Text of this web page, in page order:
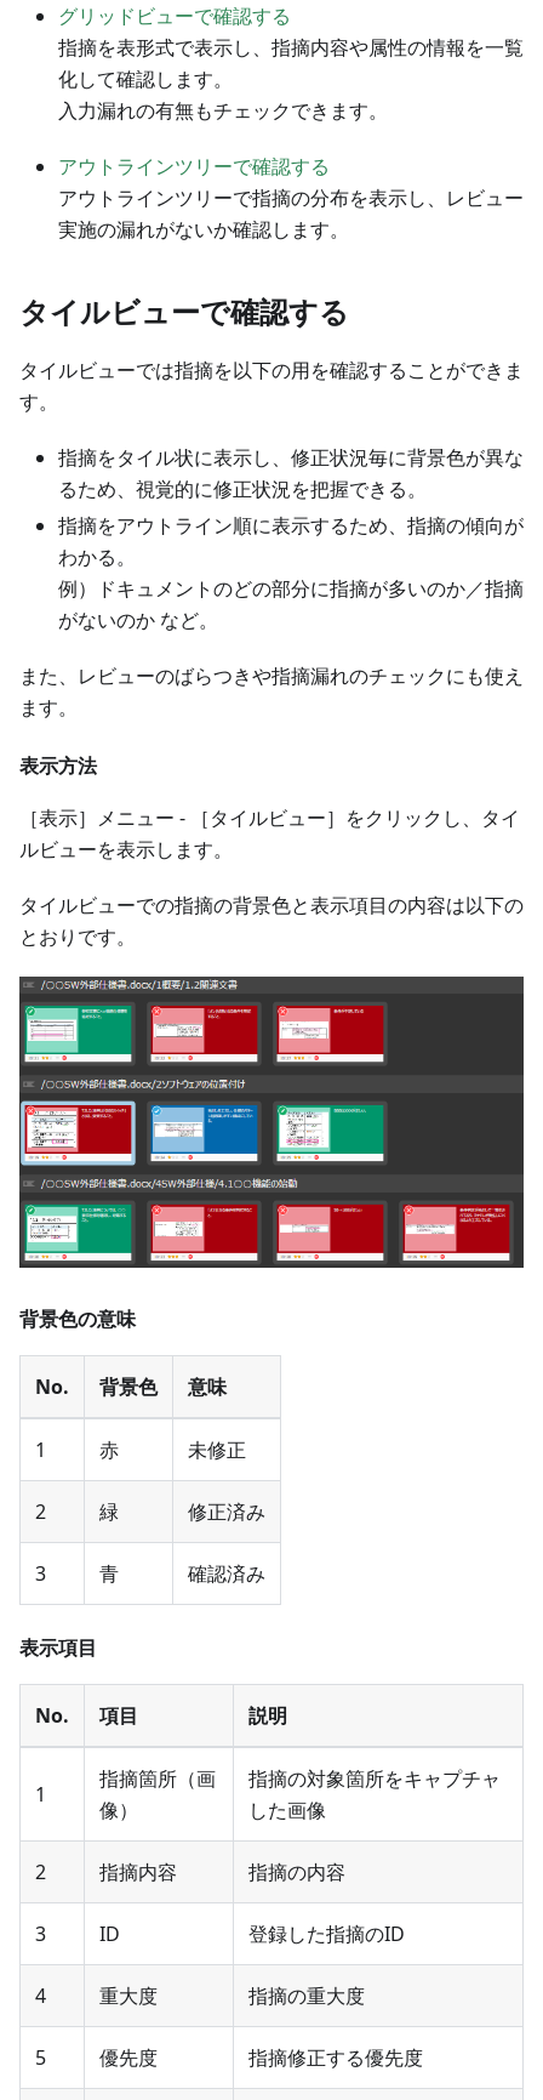
グリッドビューで確認する
指摘を表形式で表示し、指摘内容や属性の情報を一覧
化して確認します。
入力漏れの有無もチェックできます。
アウトラインツリーで確認する
アウトラインツリーで指摘の分布を表示し、レビュー
実施の漏れがないか確認します。
タイルビューで確認する
タイルビューでは指摘を以下の用を確認することができま
す。
指摘をタイル状に表示し、修正状況毎に背景色が異な
るため、視覚的に修正状況を把握できる。
指摘をアウトライン順に表示するため、指摘の傾向が
わかる。
例）ドキュメントのどの部分に指摘が多いのか／指摘
がないのか など。
また、レビューのばらつきや指摘漏れのチェックにも使え
ます。
表示方法
［表示］メニュー - ［タイルビュー］をクリックし、タイ
ルビューを表示します。
タイルビューでの指摘の背景色と表示項目の内容は以下の
とおりです。
背景色の意味
No. 背景色 意味
1 赤 未修正
2 緑 修正済み
3 青 確認済み
表示項目
No. 項目 説明
1
指摘箇所（画
像）
指摘の対象箇所をキャプチャ
した画像
2 指摘内容 指摘の内容
3 ID 登録した指摘のID
4 重大度 指摘の重大度
5 優先度 指摘修正する優先度